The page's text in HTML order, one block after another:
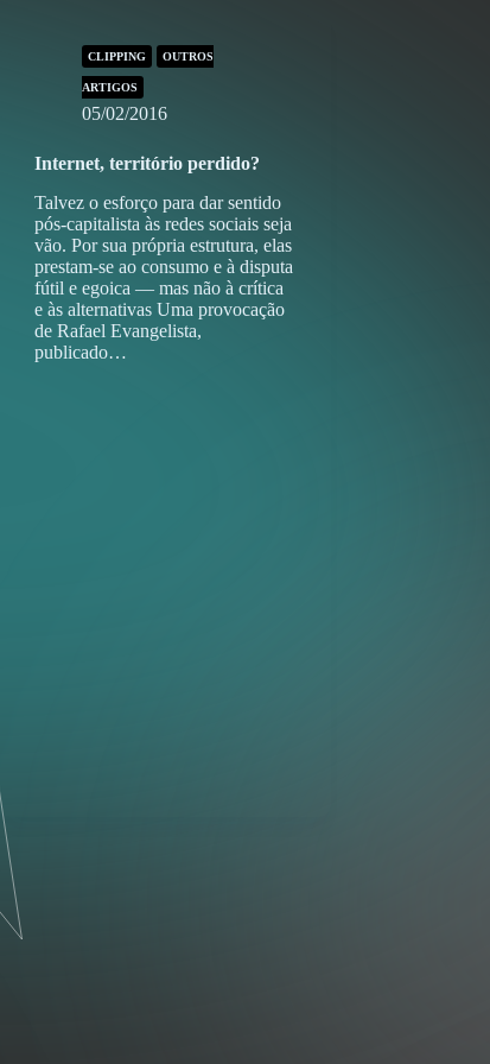
CLIPPING OUTROS
ARTIGOS
05/02/2016
Internet, território perdido?
Talvez o esforço para dar sentido
pós-capitalista às redes sociais seja
vão. Por sua própria estrutura, elas
prestam-se ao consumo e à disputa
fútil e egoica — mas não à crítica
e às alternativas Uma provocação
de Rafael Evangelista,
publicado…